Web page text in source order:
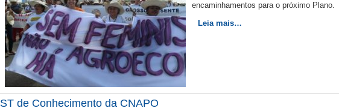
encaminhamentos para o próximo Plano.
Leia mais…
ST de Conhecimento da CNAPO